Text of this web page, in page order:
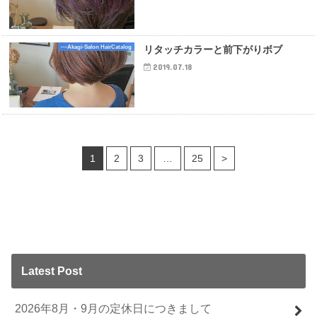
---Akagi-Salon HairCatalog リタッチカラーと前下がりボブ
2019.07.18
1 2 3 … 25 >
Latest Post
2026年8月・9月の定休日につきまして